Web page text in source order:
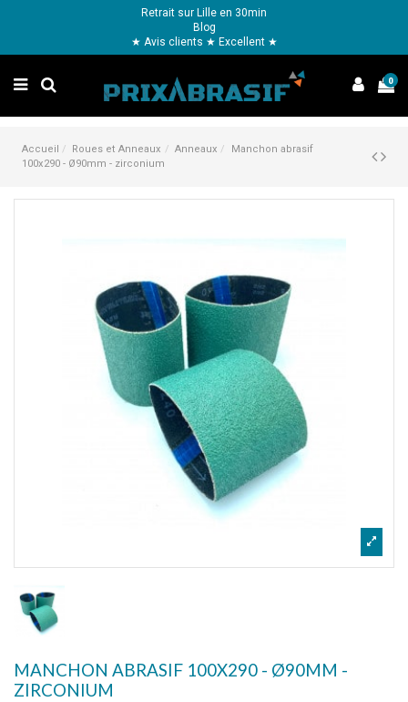
Retrait sur Lille en 30min
Blog
★ Avis clients ★ Excellent ★
0
Accueil Roues et Anneaux Anneaux
Manchon abrasif
100x290 - Ø90mm - zirconium
MANCHON ABRASIF 100X290 - Ø90MM -
ZIRCONIUM